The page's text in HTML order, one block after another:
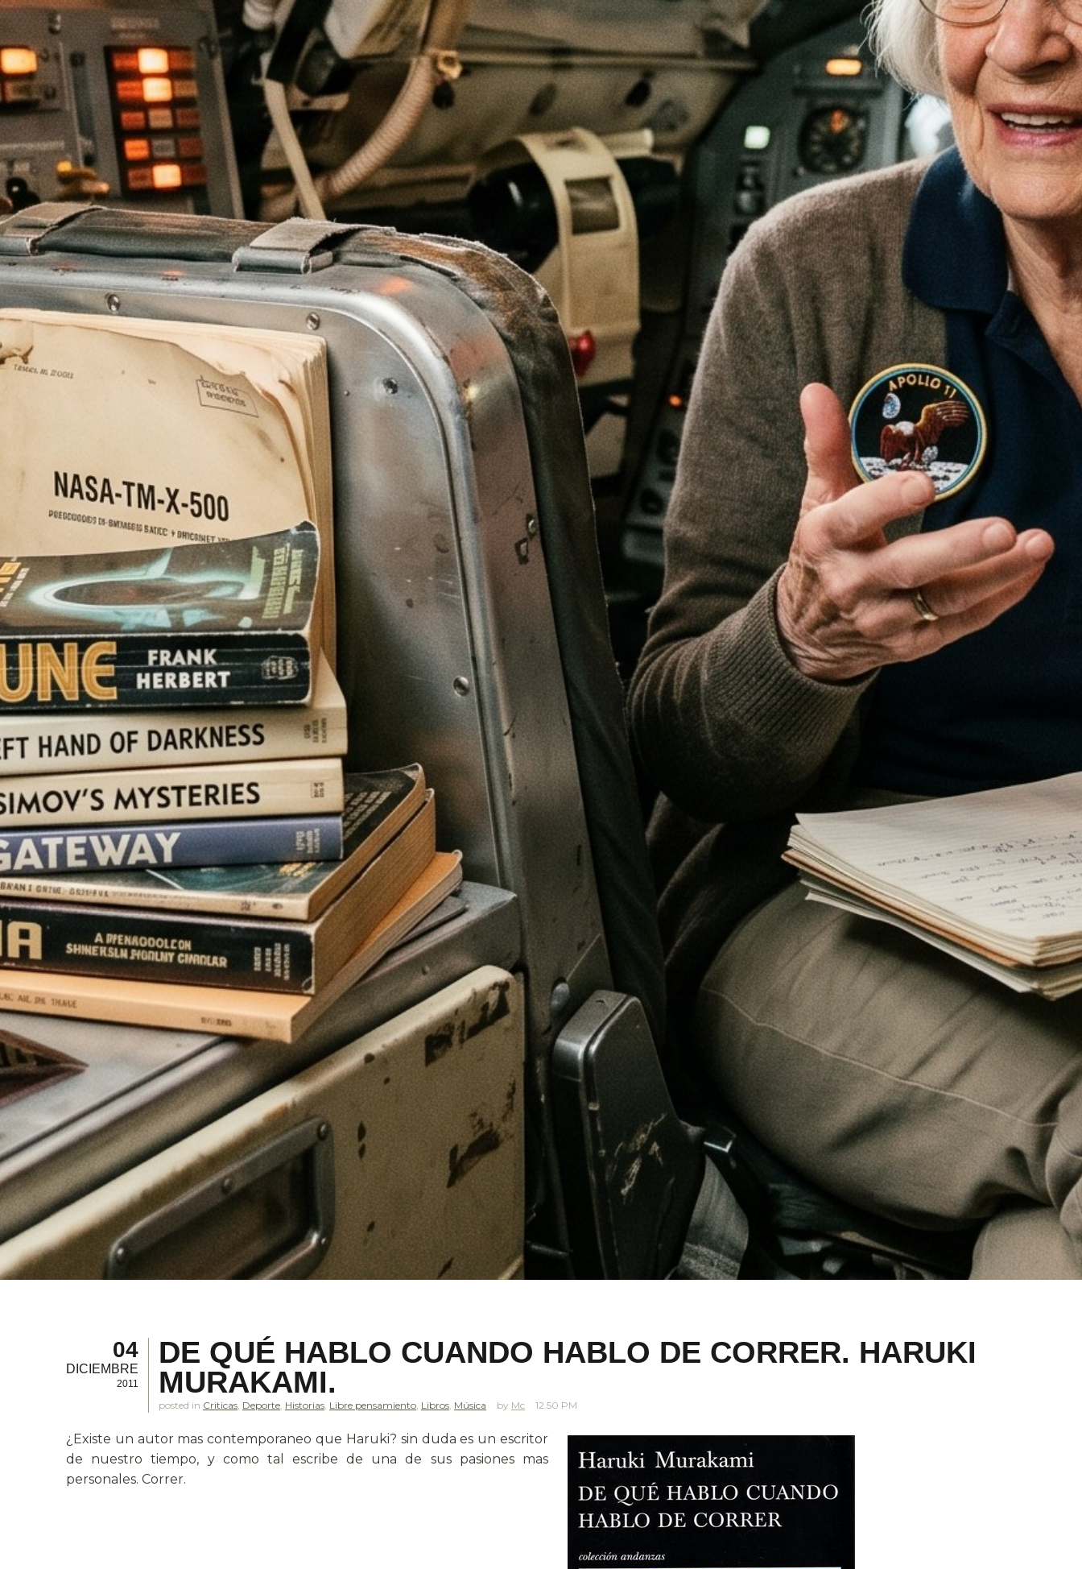
04
DICIEMBRE
2011
DE QUÉ HABLO CUANDO HABLO DE CORRER. HARUKI
MURAKAMI.
posted in Criticas Deporte Historias Libre pensamiento Libros Música Mc 12.50 PM
¿Existe un autor mas contemporaneo que Haruki? sin duda es un escritor
de nuestro tiempo, y como tal escribe de una de sus pasiones mas
personales. Correr.